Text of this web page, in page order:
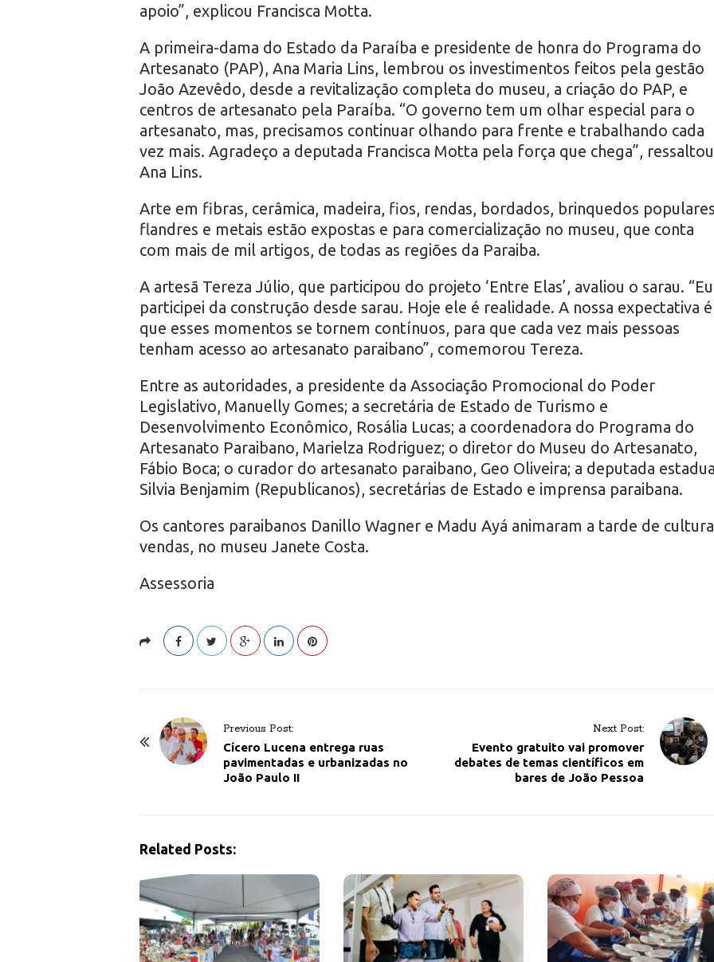
apoio”, explicou Francisca Motta.
A primeira-dama do Estado da Paraíba e presidente de honra do Programa do
Artesanato (PAP), Ana Maria Lins, lembrou os investimentos feitos pela gestão
João Azevêdo, desde a revitalização completa do museu, a criação do PAP, e
centros de artesanato pela Paraíba. “O governo tem um olhar especial para o
artesanato, mas, precisamos continuar olhando para frente e trabalhando cada
vez mais. Agradeço a deputada Francisca Motta pela força que chega”, ressaltou
Ana Lins.
Arte em fibras, cerâmica, madeira, fios, rendas, bordados, brinquedos
flandres e metais estão expostas e para comercialização no museu, que conta
com mais de mil artigos, de todas as regiões da Paraiba.
A artesã Tereza Júlio, que participou do projeto ‘Entre Elas’, avaliou o sarau. “Eu
participei da construção desde sarau. Hoje ele é realidade. A nossa expectativa é
que esses momentos se tornem contínuos, para que cada vez mais pessoas
tenham acesso ao artesanato paraibano”, comemorou Tereza.
Entre as autoridades, a presidente da Associação Promocional do Poder
Legislativo, Manuelly Gomes; a secretária de Estado de Turismo e
Desenvolvimento Econômico, Rosália Lucas; a coordenadora do Programa do
Artesanato Paraibano, Marielza Rodriguez; o diretor do Museu do Artesanato,
Fábio Boca; o curador do artesanato paraibano, Geo Oliveira; a deputada
Silvia Benjamim (Republicanos), secretárias de Estado e imprensa paraibana.
Os cantores paraibanos Danillo Wagner e Madu Ayá animaram a tarde de
vendas, no museu Janete Costa.
Assessoria
Previous Post:
Cícero Lucena entrega ruas
pavimentadas e urbanizadas no
João Paulo II
Next Post:
Evento gratuito vai promover
debates de temas científicos em
bares de João Pessoa
Related Posts: